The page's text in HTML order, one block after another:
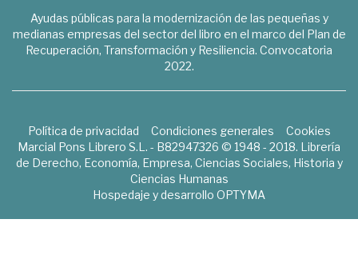
Ayudas públicas para la modernización de las pequeñas y
medianas empresas del sector del libro en el marco del Plan de
Recuperación, Transformación y Resiliencia. Convocatoria
2022.
Política de privacidad Condiciones generales
Cookies
Marcial Pons Librero S.L. - B82947326 © 1948 - 2018. Librería
de Derecho, Economía, Empresa, Ciencias Sociales, Historia y
Ciencias Humanas
Hospedaje y desarrollo OPTYMA